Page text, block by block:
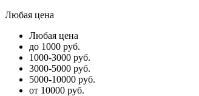
Любая цена
Любая цена
до 1000 руб.
1000-3000 руб.
3000-5000 руб.
5000-10000 руб.
от 10000 руб.